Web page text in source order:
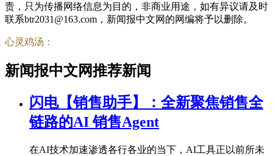
责，只为传播网络信息为目的，非商业用途，如有异议请及时
联系btr2031@163.com，新闻报中文网的网编将予以删除。
心灵鸡汤：
新闻报中文网推荐新闻
闪电【销售助手】：全新聚焦销售全
链路的AI 销售Agent
在AI技术加速渗透各行各业的当下，AI工具正以前所未